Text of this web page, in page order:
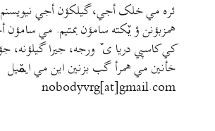
ئره مي خلک أجي، گيلکؤن أجي
همزبؤنن ؤ يٚکته سامؤن بمتيم. مي سامؤن
کي کاسپي دريا ی ٚ ورجه، جيرا گيلؤنه،
خأنين مي همرأ گب بزنين اين مي ايمٚیل‌ ‌
nobodyvrg[at]gmail.com